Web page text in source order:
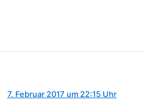
7. Februar 2017 um 22:15 Uhr